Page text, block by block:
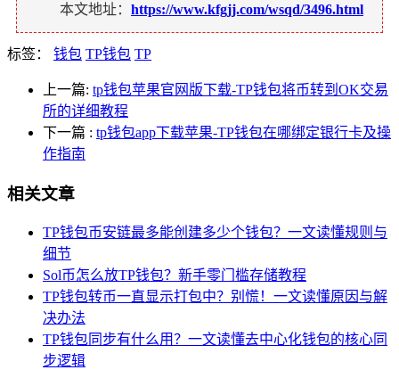
本文地址： https://www.kfgjj.com/wsqd/3496.html
标签： 钱包 TP钱包 TP
上一篇: tp钱包苹果官网版下载-TP钱包将币转到OK交易
所的详细教程
下一篇 : tp钱包app下载苹果-TP钱包在哪绑定银行卡及操
作指南
相关文章
TP钱包币安链最多能创建多少个钱包？一文读懂规则与
细节
Sol币怎么放TP钱包？新手零门槛存储教程
TP钱包转币一直显示打包中？别慌！一文读懂原因与解
决办法
TP钱包同步有什么用？一文读懂去中心化钱包的核心同
步逻辑